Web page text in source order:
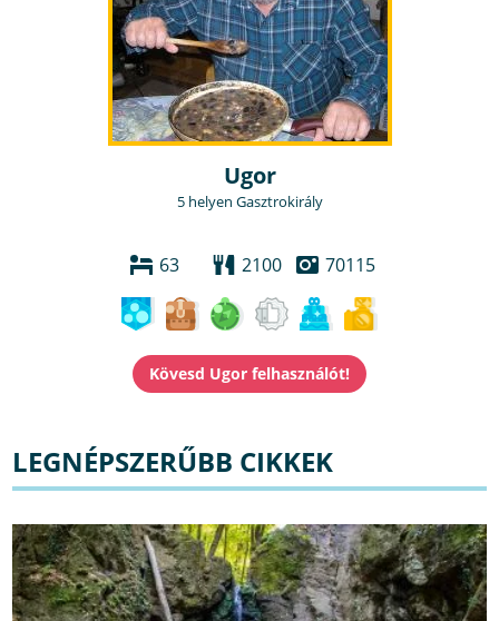
Ugor
5 helyen Gasztrokirály
63 2100 70115
LEGNÉPSZERŰBB CIKKEK